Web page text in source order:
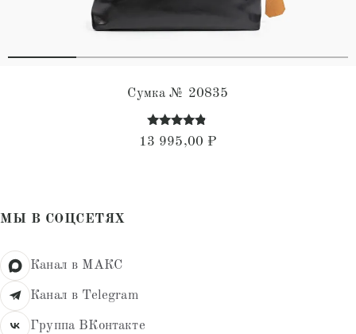
Сумка № 20835
Оценка
4.68
13 995,00 ₽
МЫ В СОЦСЕТЯХ
Канал в МАКС
Канал в Telegram
Группа ВКонтакте